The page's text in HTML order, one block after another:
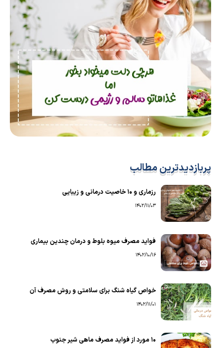
پربازدیدترین مطالب
رزماری و ۱۰ خاصیت درمانی و زیبایی
1402/11/03
فواید مصرف میوه بلوط و درمان چندین بیماری
1402/10/16
خواص گیاه شنگ برای سلامتی و روش مصرف آن
1402/11/01
۱۰ مورد از فواید مصرف ماهی شیر جنوب